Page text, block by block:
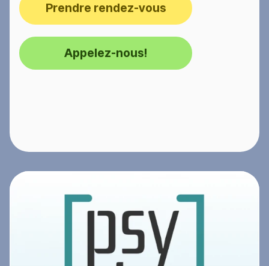
Prendre rendez-vous
Appelez-nous!